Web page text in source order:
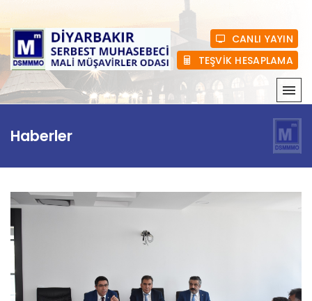
CANLI YAYIN
TEŞVİK HESAPLAMA
KURUMSAL
BASINDA BIZ
Haberler